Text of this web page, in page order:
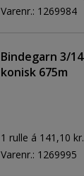
Varenr.: 1269984
Bindegarn 3/
konisk 675m
1 rulle á 141,10 kr.
Varenr.: 1269995